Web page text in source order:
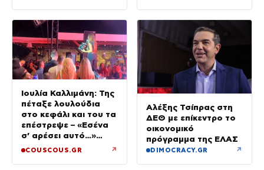
Ιουλία Καλλιμάνη: Της
πέταξε λουλούδια
στο κεφάλι και του τα
επέστρεψε – «Εσένα
σ’ αρέσει αυτό…»
(βίντεο)
COUSCOUS.GR ↗
Αλέξης Τσίπρας στη
ΔΕΘ με επίκεντρο το
οικονομικό
πρόγραμμα της ΕΛΑΣ
DIMOCRACY.GR ↗